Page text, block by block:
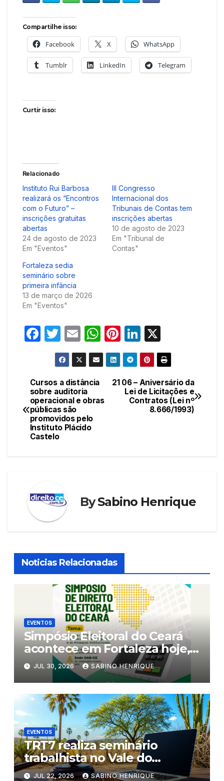
Compartilhe isso:
Facebook X WhatsApp
Tumblr LinkedIn Telegram
Curtir isso:
Relacionado
Instituto Rui Barbosa
realizará os “Encontros
com o Futuro” –
inscrições gratuitas
abertas
24 de agosto de 2023
Em "Eventos"
III Congresso
Internacional dos
Tribunais de Contas tem
inscrições abertas
10 de agosto de 2023
Em "Tribunal de
Contas"
Fortaleza sedia
seminário sobre
primeira infância
13 de março de 2026
Em "Eventos"
F
e
b
o
o
k
T
w
itt
er
E
m
ail
W
h
at
A
Pi
nt
er
e
st
Li
n
k
e
dI
Navegação
de
Post
21 06 – Aniversário da
Lei de Licitações e
Contratos (Lei nº
8.666/1993)
Cursos a distância
sobre auditoria
operacional e obras
públicas são
promovidos pelo
Instituto Plácido
Castelo
BySabino Henrique
Noticias Relacionadas
EVENTOS
Simpósio Eleitoral do Ceará
acontece em Fortaleza hoje,
5a. feira, e amanhã, 6a.feira
JUL 30, 2026 SABINO HENRIQUE
EVENTOS
TRT7 realiza seminário
trabalhista no Vale do
Jaguaribe
JUL 22, 2026 SABINO HENRIQUE